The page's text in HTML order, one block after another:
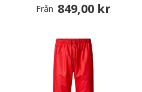
Från 849,00 kr